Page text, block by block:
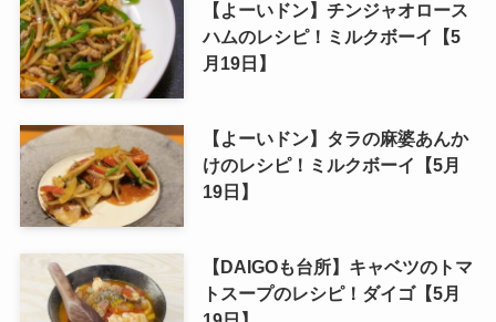
【よーいドン】チンジャオロース
ハムのレシピ！ミルクボーイ【5
月19日】
【よーいドン】タラの麻婆あんか
けのレシピ！ミルクボーイ【5月
19日】
【DAIGOも台所】キャベツのトマ
トスープのレシピ！ダイゴ【5月